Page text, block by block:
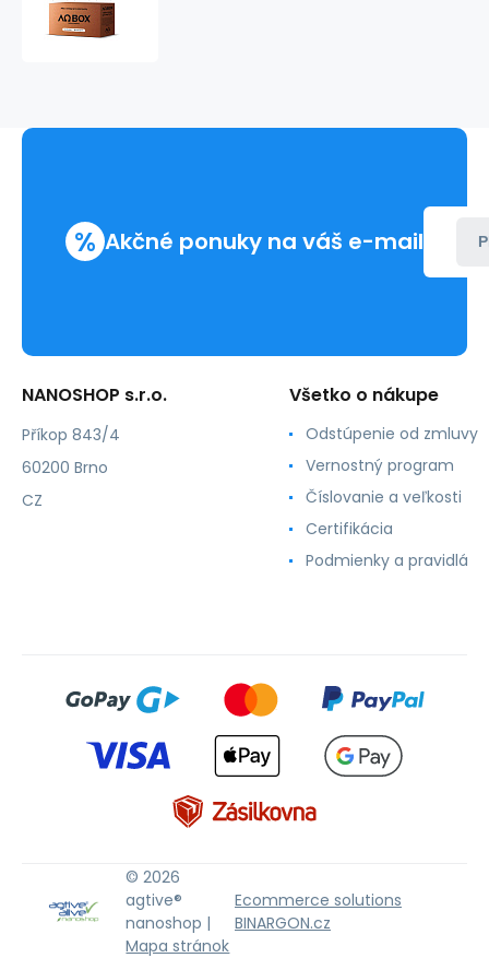
% Akčné ponuky na váš e-mail
NANOSHOP s.r.o.
Příkop 843/4
60200 Brno
CZ
Všetko o nákupe
Odstúpenie od zmluvy
Vernostný program
Číslovanie a veľkosti
Certifikácia
Podmienky a pravidlá
© 2026
agtive®
nanoshop |
Mapa stránok
Ecommerce solutions
BINARGON.cz